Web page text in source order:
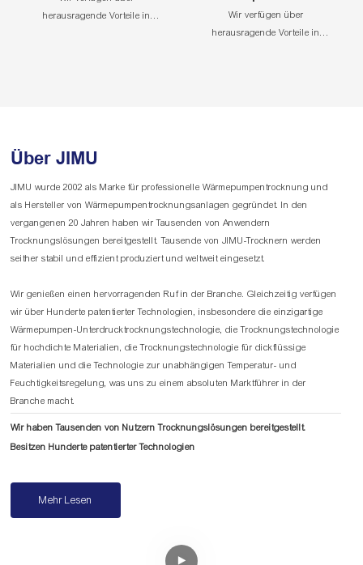
herausragende Vorteile in
Standard für
führt.
P
Wir verfügen über
herausragende Vorteile in
Wärmepumpentechnologie
führt.
Über JIMU
JIMU wurde 2002 als Marke für professionelle Wärmepumpentrocknung und
als Hersteller von Wärmepumpentrocknungsanlagen gegründet. In den
vergangenen 20 Jahren haben wir Tausenden von Anwendern
Trocknungslösungen bereitgestellt. Tausende von JIMU-Trocknern werden
seither stabil und effizient produziert und weltweit eingesetzt.
Wir genießen einen hervorragenden Ruf in der Branche. Gleichzeitig verfügen
wir über Hunderte patentierter Technologien, insbesondere die einzigartige
Wärmepumpen-Unterdrucktrocknungstechnologie, die Trocknungstechnologie
für hochdichte Materialien, die Trocknungstechnologie für dickflüssige
Materialien und die Technologie zur unabhängigen Temperatur- und
Feuchtigkeitsregelung, was uns zu einem absoluten Marktführer in der
Branche macht.
Wir haben Tausenden von Nutzern Trocknungslösungen bereitgestellt.
Besitzen Hunderte patentierter Technologien
Mehr Lesen